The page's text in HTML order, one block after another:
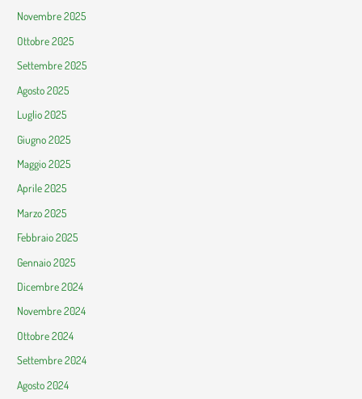
Novembre 2025
Ottobre 2025
Settembre 2025
Agosto 2025
Luglio 2025
Giugno 2025
Maggio 2025
Aprile 2025
Marzo 2025
Febbraio 2025
Gennaio 2025
Dicembre 2024
Novembre 2024
Ottobre 2024
Settembre 2024
Agosto 2024